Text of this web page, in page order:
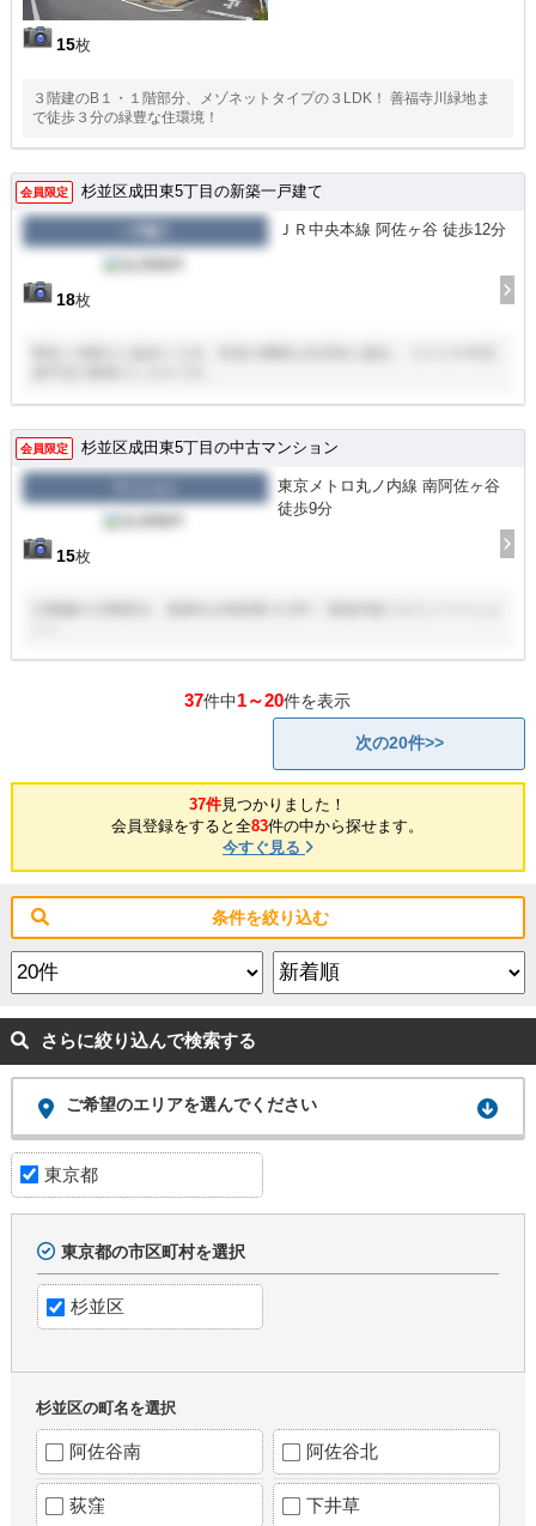
15枚
３階建のB１・１階部分、メゾネットタイプの３LDK！ 善福寺川緑地ま
で徒歩３分の緑豊な住環境！
会員限定 杉並区成田東5丁目の新築一戸建て
18枚
ＪＲ中央本線 阿佐ヶ谷 徒歩12分
会員限定 杉並区成田東5丁目の中古マンション
15枚
東京メトロ丸ノ内線 南阿佐ヶ谷
徒歩9分
37件中1～20件を表示
次の20件>>
37件見つかりました！
会員登録をすると全83件の中から探せます。
今すぐ見る
条件を絞り込む
さらに絞り込んで検索する
ご希望のエリアを選んでください
東京都
東京都の市区町村を選択
杉並区
杉並区の町名を選択
阿佐谷南 阿佐谷北
荻窪 下井草